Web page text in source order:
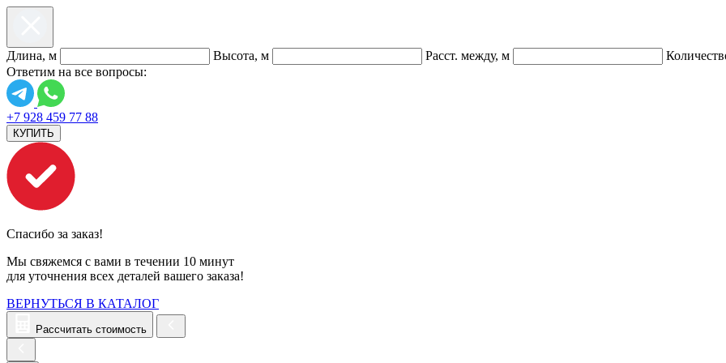
Длина, м Высота, м Расст. между, м
Ответим на все вопросы:
+7 928 459 77 88
КУПИТЬ
Спасибо за заказ!
Мы свяжемся с вами в течении 10 минут
для уточнения всех деталей вашего заказа!
ВЕРНУТЬСЯ В КАТАЛОГ
Рассчитать стоимость